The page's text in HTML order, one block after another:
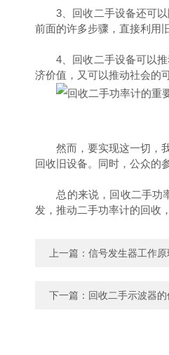
3、回收二手设备还可以
前面的许多步骤，直接利用
4、回收二手设备可以推
济价值，又可以推动社会的
然而，要实现这一切，我
回收旧设备。同时，公众的
总的来说，回收二手功率
发，推动二手功率计的回收
上一篇： 信号发生器工作
下一篇： 回收二手示波器